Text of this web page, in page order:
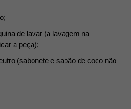
de lavar (a lavagem na
a peça);
(sabonete e sabão de coco não